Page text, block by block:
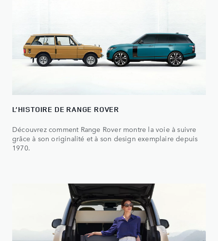
L’HISTOIRE DE RANGE ROVER
Découvrez comment Range Rover montre la voie à suivre
grâce à son originalité et à son design exemplaire depuis
1970.